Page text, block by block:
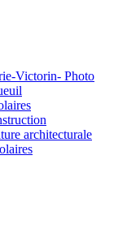
architecturale